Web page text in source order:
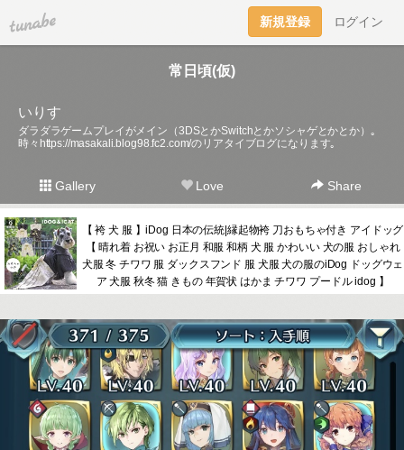
tuna.be 新規登録 ログイン
常日頃(仮)
いりす
ダラダラゲームプレイがメイン（3DSとかSwitchとかソシャゲとかとか）｡
時々 https://masakali.blog98.fc2.com/のリアタイブログになります｡
Gallery Love Share
【 袴 犬 服 】iDog 日本の伝統|縁起物袴 刀おもちゃ付き アイドッグ
【 晴れ着 お祝い お正月 和服 和柄 犬 服 かわいい 犬の服 おしゃれ
犬服 冬 チワワ 服 ダックスフンド 服 犬服 犬の服のiDog ドッグウェ
ア 犬服 秋冬 猫 きもの 年賀状 はかま チワワ プードル idog 】